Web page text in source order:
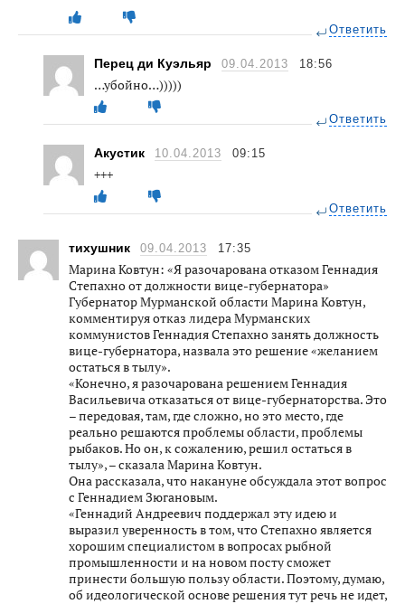
Ответить
Перец ди Куэльяр 09.04.2013 18:56
…убойно…)))))
Ответить
Акустик 10.04.2013 09:15
+++
Ответить
тихушник 09.04.2013 17:35
Марина Ковтун: «Я разочарована отказом Геннадия
Степахно от должности вице-губернатора»
Губернатор Мурманской области Марина Ковтун,
комментируя отказ лидера Мурманских
коммунистов Геннадия Степахно занять должность
вице-губернатора, назвала это решение «желанием
остаться в тылу».
«Конечно, я разочарована решением Геннадия
Васильевича отказаться от вице-губернаторства. Это
– передовая, там, где сложно, но это место, где
реально решаются проблемы области, проблемы
рыбаков. Но он, к сожалению, решил остаться в
тылу», – сказала Марина Ковтун.
Она рассказала, что накануне обсуждала этот вопрос
с Геннадием Зюгановым.
«Геннадий Андреевич поддержал эту идею и
выразил уверенность в том, что Степахно является
хорошим специалистом в вопросах рыбной
промышленности и на новом посту сможет
принести большую пользу области. Поэтому, думаю,
об идеологической основе решения тут речь не идет,